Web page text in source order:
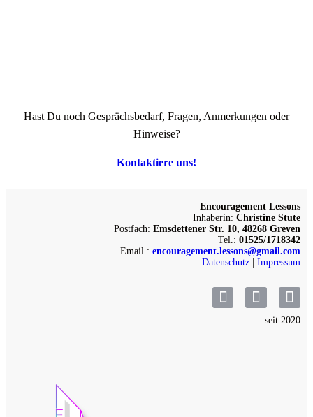
Hast Du noch Gesprächsbedarf, Fragen, Anmerkungen oder
Hinweise?
Kontaktiere uns!
Encouragement Lessons
Inhaberin: Christine Stute
Postfach: Emsdettener Str. 10, 48268 Greven
Tel.: 01525/1718342
Email.: encouragement.lessons@gmail.com
Datenschutz | Impressum
seit 2020